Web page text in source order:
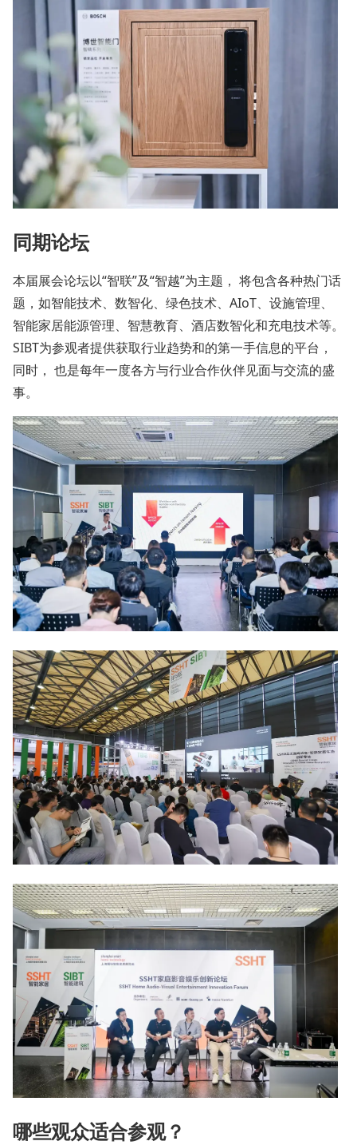
同期论坛
本届展会论坛以“智联”及“智越”为主题， 将包含各种热门话
题，如智能技术、数智化、绿色技术、AIoT、设施管理、
智能家居能源管理、智慧教育、酒店数智化和充电技术等。
SIBT为参观者提供获取行业趋势和的第一手信息的平台，
同时， 也是每年一度各方与行业合作伙伴见面与交流的盛
事。
哪些观众适合参观？